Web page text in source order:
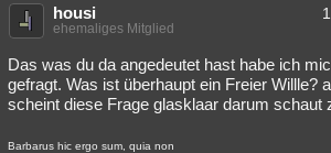
housi
ehemaliges Mitglied
Das was du da angedeutet hast habe ich
gefragt. Was ist überhaupt ein Freier Willle?
scheint diese Frage glasklaar darum schaut
Barbarus hic ergo sum, quia non